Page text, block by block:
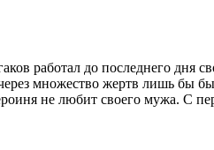
работал до последнего дня
множество жертв лишь бы
не любит своего мужа.